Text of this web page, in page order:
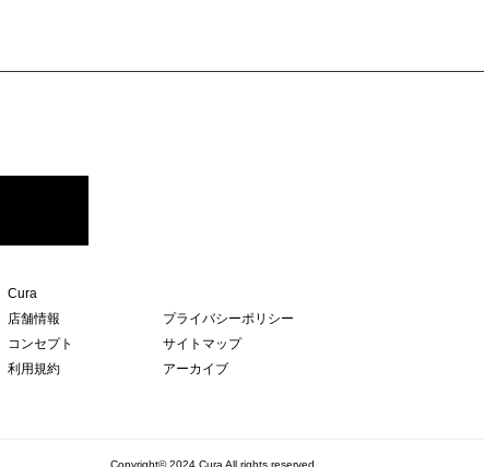
Cura
店舗情報
コンセプト
利用規約
プライバシーポリシー
サイトマップ
アーカイブ
Copyright© 2024 Cura All rights reserved.